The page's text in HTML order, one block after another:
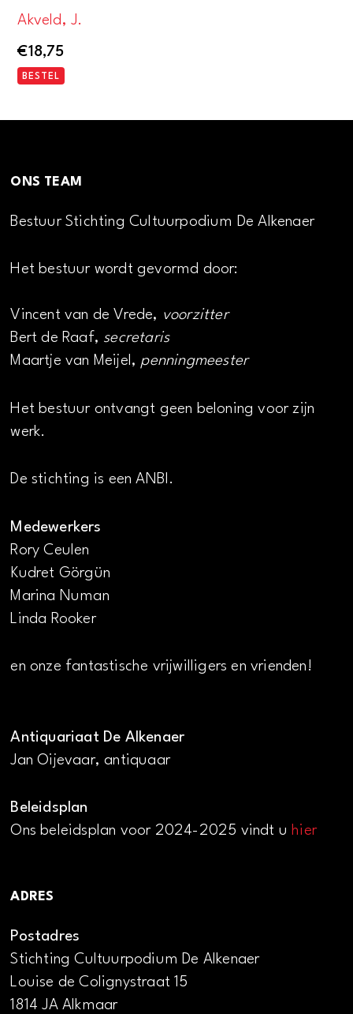
Akveld, J.
€18,75
BESTEL
ONS TEAM
Bestuur Stichting Cultuurpodium De Alkenaer
Het bestuur wordt gevormd door:
Vincent van de Vrede, voorzitter
Bert de Raaf, secretaris
Maartje van Meijel, penningmeester
Het bestuur ontvangt geen beloning voor zijn
werk.
De stichting is een ANBI.
Medewerkers
Rory Ceulen
Kudret Görgün
Marina Numan
Linda Rooker
en onze fantastische vrijwilligers en vrienden!
Antiquariaat De Alkenaer
Jan Oijevaar, antiquaar
Beleidsplan
Ons beleidsplan voor 2024-2025 vindt uhier
ADRES
Postadres
Stichting Cultuurpodium De Alkenaer
Louise de Colignystraat 15
1814 JA Alkmaar